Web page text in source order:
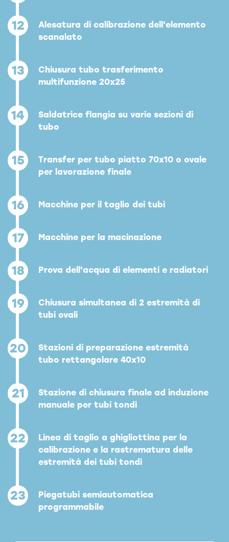
12
Alesatura di calibrazione dell'elemento
scanalato
13
Chiusura tubo trasferimento
multifunzione 20x25
14
Saldatrice flangia su varie sezioni di
tubo
15
Transfer per tubo piatto 70x10 o ovale
per lavorazione finale
16 Macchine per il taglio dei tubi
17 Macchine per la macinazione
18 Prova dell'acqua di elementi e radiatori
19
Chiusura simultanea di 2 estremità di
tubi ovali
20
Stazioni di preparazione estremità
tubo rettangolare 40x10
21
Stazione di chiusura finale ad induzione
manuale per tubi tondi
22
Linea di taglio a ghigliottina per la
calibrazione e la rastrematura delle
estremità dei tubi tondi
23
Piegatubi semiautomatica
programmabile